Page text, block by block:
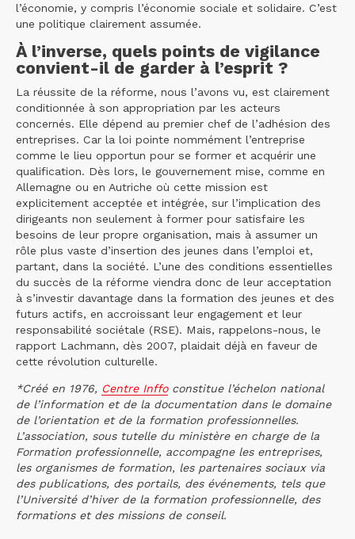
l’économie, y compris l’économie sociale et solidaire. C’est
une politique clairement assumée.
À l’inverse, quels points de vigilance
convient-il de garder à l’esprit ?
La réussite de la réforme, nous l’avons vu, est clairement
conditionnée à son appropriation par les acteurs
concernés. Elle dépend au premier chef de l’adhésion des
entreprises. Car la loi pointe nommément l’entreprise
comme le lieu opportun pour se former et acquérir une
qualification. Dès lors, le gouvernement mise, comme en
Allemagne ou en Autriche où cette mission est
explicitement acceptée et intégrée, sur l’implication des
dirigeants non seulement à former pour satisfaire les
besoins de leur propre organisation, mais à assumer un
rôle plus vaste d’insertion des jeunes dans l’emploi et,
partant, dans la société. L’une des conditions essentielles
du succès de la réforme viendra donc de leur acceptation
à s’investir davantage dans la formation des jeunes et des
futurs actifs, en accroissant leur engagement et leur
responsabilité sociétale (RSE). Mais, rappelons-nous, le
rapport Lachmann, dès 2007, plaidait déjà en faveur de
cette révolution culturelle.
*Créé en 1976, Centre Inffoconstitue l’échelon national
de l’information et de la documentation dans le domaine
de l’orientation et de la formation professionnelles.
L’association, sous tutelle du ministère en charge de la
Formation professionnelle, accompagne les entreprises,
les organismes de formation, les partenaires sociaux via
des publications, des portails, des événements, tels que
l’Université d’hiver de la formation professionnelle, des
formations et des missions de conseil.